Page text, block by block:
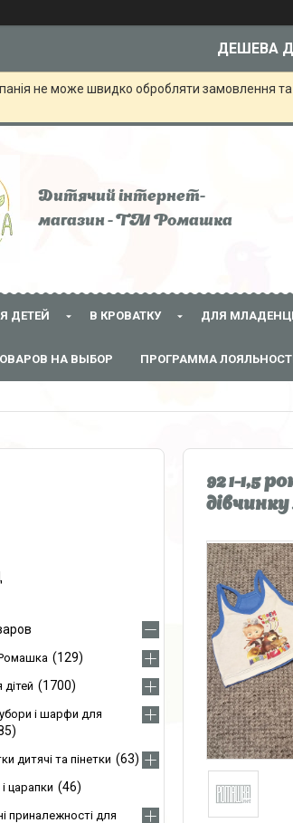
ДЕШЕВА
не може швидко обробляти замовлення та
Дитячий інтернет-
магазин - ТМ Ромашка
ДЕТЕЙ В КРОВАТКУ ДЛЯ
НА ВЫБОР ПРОГРАММА
92 1-1,5
129
1700
і шарфи для
дитячі та пінетки 63
царапки 46
приналежності для